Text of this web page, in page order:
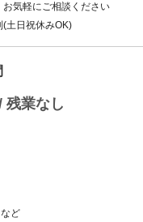
気軽にご相談ください
(土日祝休みOK)
残業なし
ど